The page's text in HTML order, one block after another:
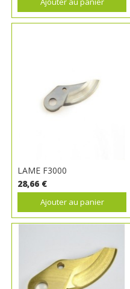
LAME F3000
28,66 €
Ajouter au panier